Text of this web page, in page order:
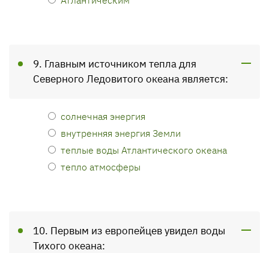
9. Главным источником тепла для
Северного Ледовитого океана является:
солнечная энергия
внутренняя энергия Земли
теплые воды Атлантического океана
тепло атмосферы
10. Первым из европейцев увидел воды
Тихого океана: